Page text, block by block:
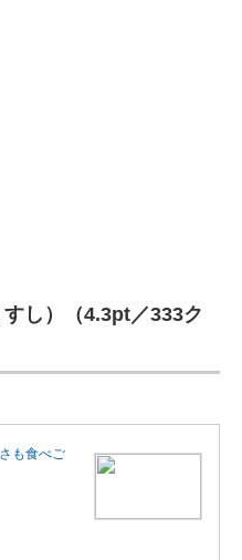
し）（4.3pt／333ク
も食べご